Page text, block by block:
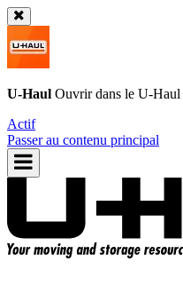
U-Haul Ouvrir dans le U-Haul
Actif
Passer au contenu principal